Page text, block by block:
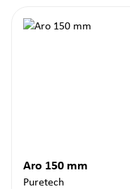
Aro 150 mm
Puretech